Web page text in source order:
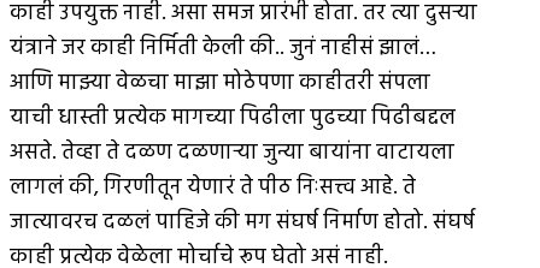
काही उपयुक्त नाही. असा समज प्रारंभी होता. तर त्या दुसर्‍या
यंत्राने जर काही निर्मिती केली की.. जुनं नाहीसं झालं…
आणि माझ्या वेळचा माझा मोठेपणा काहीतरी संपला
याची धास्ती प्रत्येक मागच्या पिढीला पुढच्या पिढीबद्दल
असते. तेव्हा ते दळण दळणार्‍या जुन्या बायांना वाटायला
लागलं की, गिरणीतून येणारं ते पीठ निःसत्त्व आहे. ते
जात्यावरच दळलं पाहिजे की मग संघर्ष निर्माण होतो. संघर्ष
काही प्रत्येक वेळेला मोर्चाचे रूप घेतो असं नाही.